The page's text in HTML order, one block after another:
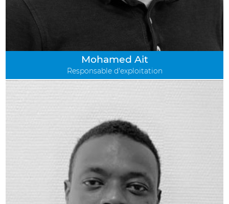
Mohamed Ait
Responsable d'exploitation